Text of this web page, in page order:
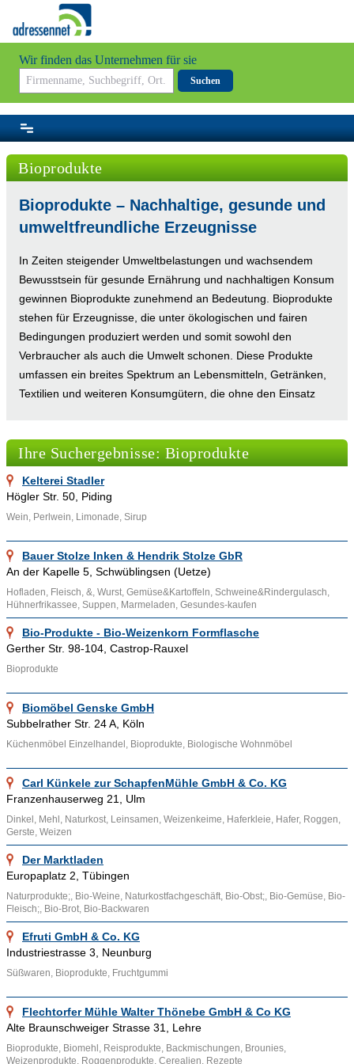
Wir finden das Unternehmen für sie
Suchen
Bioprodukte
Bioprodukte – Nachhaltige, gesunde und
umweltfreundliche Erzeugnisse
In Zeiten steigender Umweltbelastungen und wachsendem
Bewusstsein für gesunde Ernährung und nachhaltigen Konsum
gewinnen Bioprodukte zunehmend an Bedeutung. Bioprodukte
stehen für Erzeugnisse, die unter ökologischen und fairen
Bedingungen produziert werden und somit sowohl den
Verbraucher als auch die Umwelt schonen. Diese Produkte
umfassen ein breites Spektrum an Lebensmitteln, Getränken,
Textilien und weiteren Konsumgütern, die ohne den Einsatz
Metropolen wie Berlin, München, Hamburg, Köln und Frankfurt
bis hin zu ländlichen Gebieten wie dem Alten Land oder dem
Schwarzwald, ist der Markt für Bioprodukte in den letzten
Händlern von Bioprodukten die Möglichkeit, ihre nachhaltigen
Erzeugnisse einer breiten Öffentlichkeit zu präsentieren und
Was sind Bioprodukte?
Bioprodukte, häufig auch als Bio-Produkte bezeichnet, sind
Erzeugnisse, die gemäß den strengen Richtlinien des
ökologischen Landbaus produziert werden. Diese Produkte
müssen den Vorgaben der EU-Öko-Verordnung entsprechen
und werden durch entsprechende Bio-Siegel wie das EU-Bio-
Logo und das deutsche Bio-Siegel zertifiziert. Die Produktion
von Bioprodukten basiert auf natürlichen Anbaumethoden, die
den Einsatz chemischer Pestizide, Kunstdünger und
gentechnisch veränderter Organismen weitestgehend
vermeiden. Stattdessen kommen natürliche Düngemittel,
Fruchtwechsel und biologische Schädlingsbekämpfung zum
Einsatz, um den Ertrag zu sichern und gleichzeitig die Umwelt
zu schützen. Die Erzeugnisse reichen von frischem Obst und
Gemüse über Milch- und Fleischprodukte bis hin zu
verarbeiteten Lebensmitteln, aber auch zu anderen
Konsumgütern wie Naturtextilien und umweltfreundlichen
Haushaltsartikeln.
Vorteile von Bioprodukten
Gesundheitliche Aspekte
Ein wesentlicher Vorteil von Bioprodukten liegt in ihrer
Ihre Suchergebnisse: Bioprodukte
Kelterei Stadler
Högler Str. 50, Piding
Wein, Perlwein, Limonade, Sirup
Bauer Stolze Inken & Hendrik Stolze GbR
An der Kapelle 5, Schwüblingsen (Uetze)
Hofladen, Fleisch, &, Wurst, Gemüse&Kartoffeln, Schweine&Rindergulasch,
Hühnerfrikassee, Suppen, Marmeladen, Gesundes-kaufen
Bio-Produkte - Bio-Weizenkorn Formflasche
Gerther Str. 98-104, Castrop-Rauxel
Bioprodukte
Biomöbel Genske GmbH
Subbelrather Str. 24 A, Köln
Küchenmöbel Einzelhandel, Bioprodukte, Biologische Wohnmöbel
Carl Künkele zur SchapfenMühle GmbH & Co. KG
Franzenhauserweg 21, Ulm
Dinkel, Mehl, Naturkost, Leinsamen, Weizenkeime, Haferkleie, Hafer, Roggen,
Gerste, Weizen
Der Marktladen
Europaplatz 2, Tübingen
Naturprodukte;, Bio-Weine, Naturkostfachgeschäft, Bio-Obst;, Bio-Gemüse, Bio-
Fleisch;, Bio-Brot, Bio-Backwaren
Efruti GmbH & Co. KG
Industriestrasse 3, Neunburg
Süßwaren, Bioprodukte, Fruchtgummi
Flechtorfer Mühle Walter Thönebe GmbH & Co KG
Alte Braunschweiger Strasse 31, Lehre
Bioprodukte, Biomehl, Reisprodukte, Backmischungen, Brounies,
Weizenprodukte, Roggenprodukte, Cerealien, Rezepte